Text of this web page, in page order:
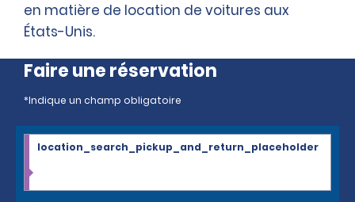
en matière de location de voitures aux
États-Unis.
Faire une réservation
*Indique un champ obligatoire
location_search_pickup_and_return_placeholder